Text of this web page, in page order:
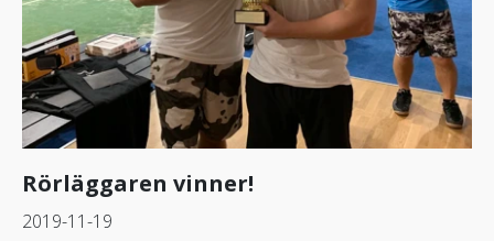
Rörläggaren vinner!
2019-11-19